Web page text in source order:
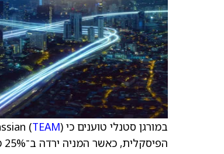
במורגן סטנלי טוענים כי Atlassian ( TEAM